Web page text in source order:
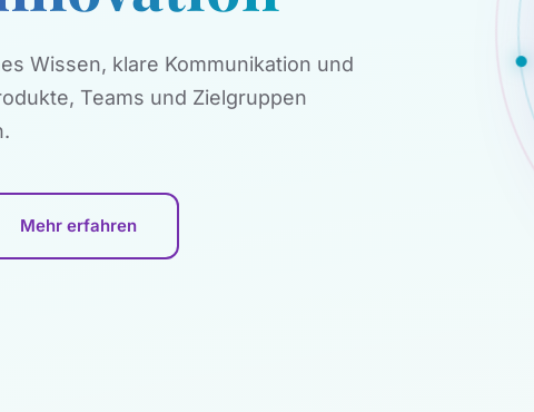
Wissen, klare Kommunikation und
Teams und Zielgruppen
Mehr erfahren